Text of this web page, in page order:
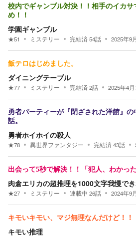
校内でギャンブル対決！！相手のイカサ
め！！
学園ギャンブル
★51 ミステリー 完結済54話 2025年9
飯テロはじめました。
ダイニングテーブル
★77 ミステリー 完結済2話 2025年4月
勇者パーティーが『閉ざされた洋館』
話。
勇者ホイホイの殺人
★78 異世界ファンタジー 完結済43話
出会って5秒で解決！！「犯人、わかっ
肉倉エリカの超推理を1000文字我慢で
★27 ミステリー 連載中 26話 2024年9
キモいキモい、マジ無理なんだけど！！
キモい推理